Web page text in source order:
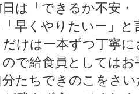
は「できるか不安
早くやりたいー」
けは一本ずつ丁寧
で給食員としては
たちできのこをさ